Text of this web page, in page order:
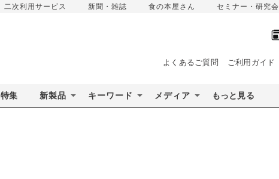
二次利用サービス 新聞・雑誌 食の本屋さん セミナー・研究会
よくあるご質問 ご利用ガイド
特集 新製品 キーワード メディア もっと見る